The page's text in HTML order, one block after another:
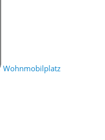
Wohnmobilplatz